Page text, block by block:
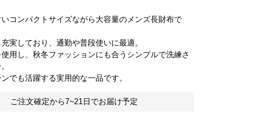
コンパクトサイズながら大容量のメンズ長財布で
実しており、通勤や普段使いに最適。
使用し、秋冬ファッションにも合うシンプルで洗練さ
でも活躍する実用的な一品です。
ご注文確定から7~21日でお届け予定